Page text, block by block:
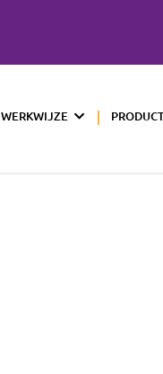
WERKWIJZE